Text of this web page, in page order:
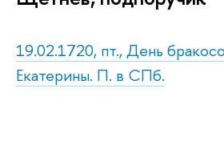
19.02.1720, пт., День
Екатерины. П. в СПб.